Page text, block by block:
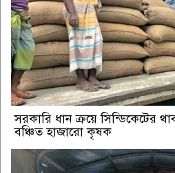
সরকারি ধান ক্রয়ে সিন্ডিকেটের
বঞ্চিত হাজারো কৃষক